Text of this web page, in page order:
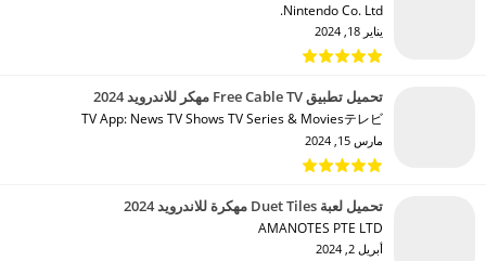
Nintendo Co. Ltd.‏
يناير 18, 2024
تحميل تطبيق Free Cable TV مهكر للاندرويد 2024
TV App: News TV Shows TV Series & Moviesテレビ‏
مارس 15, 2024
تحميل لعبة Duet Tiles مهكرة للاندرويد 2024
AMANOTES PTE LTD‏
أبريل 2, 2024